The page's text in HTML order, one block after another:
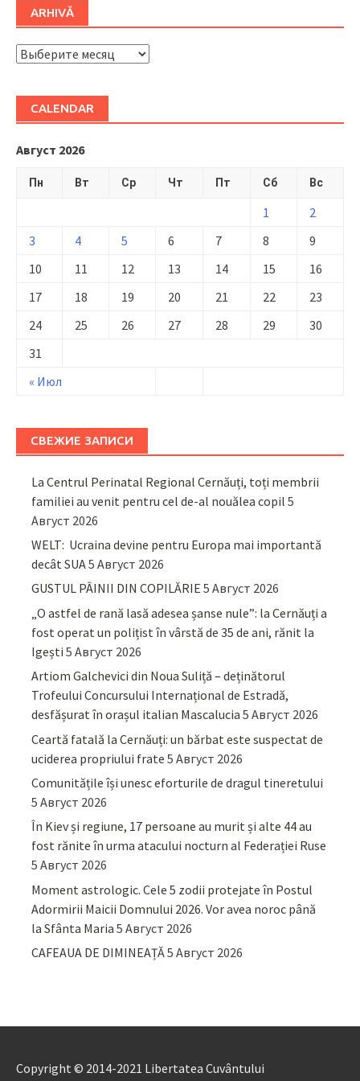
ARHIVĂ
ARHIVĂ
CALENDAR
Август 2026
Пн Вт Ср Чт Пт Сб Вс
« Июл
1
2
3
4 5 6 7 8
9
10
11 12 13 14 15
16
17
18 19 20 21 22
23
24
25 26 27 28 29
30
31
СВЕЖИЕ ЗАПИСИ
La Centrul Perinatal Regional Cernăuți, toți membrii
familiei au venit pentru cel de-al nouălea copil 5
Август 2026
WELT: Ucraina devine pentru Europa mai importantă
decât SUA5 Август 2026
GUSTUL PÂINII DIN COPILĂRIE 5 Август 2026
„O astfel de rană lasă adesea șanse nule”: la Cernăuți a
fost operat un polițist în vârstă de 35 de ani, rănit la
Igești 5 Август 2026
Artiom Galchevici din Noua Suliță – deținătorul
Trofeului Concursului Internațional de Estradă,
desfășurat în orașul italian Mascalucia 5 Август 2026
Ceartă fatală la Cernăuți: un bărbat este suspectat de
uciderea propriului frate 5 Август 2026
Comunitățile își unesc eforturile de dragul tineretului
5 Август 2026
În Kiev și regiune, 17 persoane au murit și alte 44 au
fost rănite în urma atacului nocturn al Federației Ruse
5 Август 2026
Moment astrologic. Cele 5 zodii protejate în Postul
Adormirii Maicii Domnului 2026. Vor avea noroc până
la Sfânta Maria 5 Август 2026
CAFEAUA DE DIMINEAȚĂ5 Август 2026
Copyright © 2014-2021 Libertatea Cuvântului